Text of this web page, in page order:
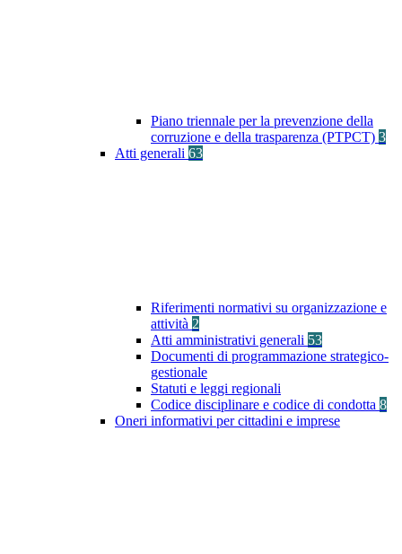
Piano triennale per la prevenzione della
corruzione e della trasparenza (PTPCT) 3
Atti generali 63
Riferimenti normativi su organizzazione e
attività 2
Atti amministrativi generali 53
Documenti di programmazione strategico-
gestionale
Statuti e leggi regionali
Codice disciplinare e codice di condotta 8
Oneri informativi per cittadini e imprese